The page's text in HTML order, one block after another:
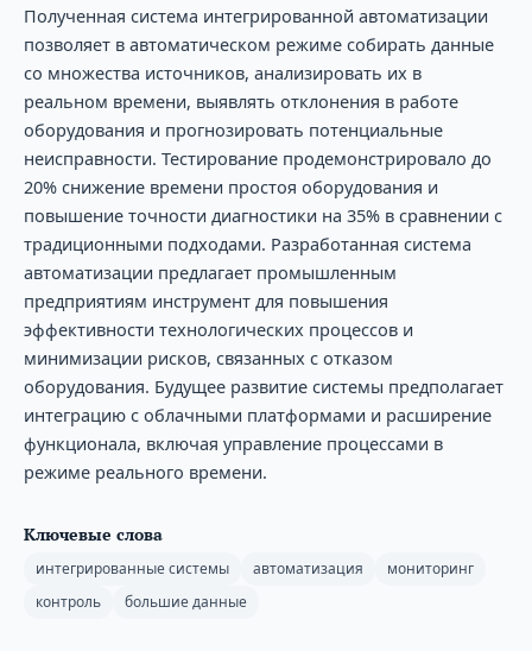
Полученная система интегрированной автоматизации
позволяет в автоматическом режиме собирать данные
со множества источников, анализировать их в
реальном времени, выявлять отклонения в работе
оборудования и прогнозировать потенциальные
неисправности. Тестирование продемонстрировало до
20% снижение времени простоя оборудования и
повышение точности диагностики на 35% в сравнении с
традиционными подходами. Разработанная система
автоматизации предлагает промышленным
предприятиям инструмент для повышения
эффективности технологических процессов и
минимизации рисков, связанных с отказом
оборудования. Будущее развитие системы предполагает
интеграцию с облачными платформами и расширение
функционала, включая управление процессами в
режиме реального времени.
Ключевые слова
интегрированные системы автоматизация
мониторинг
контроль
большие данные